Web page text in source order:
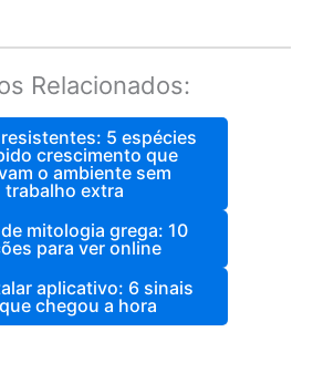
Relacionados:
5 espécies
crescimento que
o ambiente sem
trabalho extra
mitologia grega: 10
para ver online
aplicativo: 6 sinais
chegou a hora